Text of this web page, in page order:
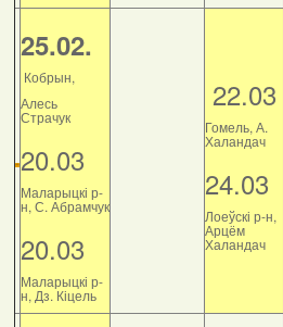
25.02.
Кобрын,
Алесь
Страчук
20.03
Маларыцкі р-
н, С. Абрамчук
20.03
Маларыцкі р-
н, Дз. Кіцель
22.03
Гомель, А.
Халандач
24.03
Лоеўскі р-н,
Арцём
Халандач